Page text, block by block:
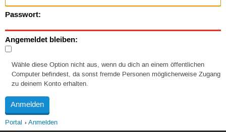
Passwort:
Angemeldet bleiben:
Wähle diese Option nicht aus, wenn du dich an einem öffentlichen
Computer befindest, da sonst fremde Personen möglicherweise Zugang
zu deinem Konto erhalten.
Portal Anmelden